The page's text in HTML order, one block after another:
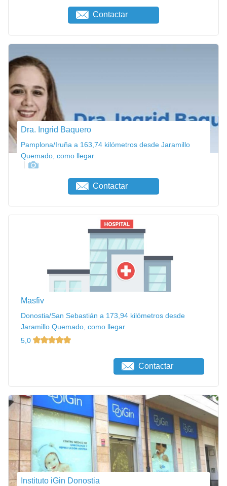
Contactar
Dra. Ingrid Baquero
Pamplona/Iruña a 163,74 kilómetros desde Jaramillo
Quemado, como llegar
Contactar
Masfiv
Donostia/San Sebastián a 173,94 kilómetros desde
Jaramillo Quemado, como llegar
5,0
Contactar
Instituto iGin Donostia